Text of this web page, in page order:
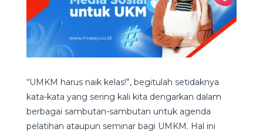
“UMKM harus naik kelas!”, begitulah setidaknya
kata-kata yang sering kali kita dengarkan dalam
berbagai sambutan-sambutan untuk agenda
pelatihan ataupun seminar bagi UMKM. Hal ini